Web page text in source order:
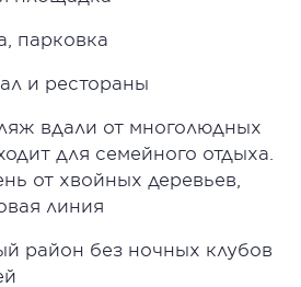
парковка
и рестораны
вдали от многолюдных
для семейного отдыха.
от хвойных деревьев,
линия
район без ночных клубов